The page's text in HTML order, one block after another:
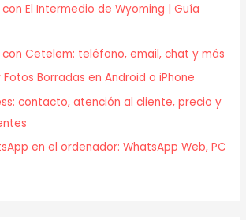
El Intermedio de Wyoming | Guía
Cetelem: teléfono, email, chat y más
Borradas en Android o iPhone
contacto, atención al cliente, precio y
en el ordenador: WhatsApp Web, PC